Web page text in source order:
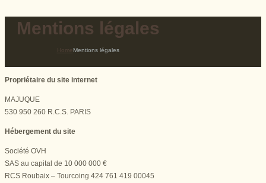
Mentions légales
HomeMentions légales
Propriétaire du site internet
MAJUQUE
530 950 260 R.C.S. PARIS
Hébergement du site
Société OVH
SAS au capital de 10 000 000 €
RCS Roubaix – Tourcoing 424 761 419 00045